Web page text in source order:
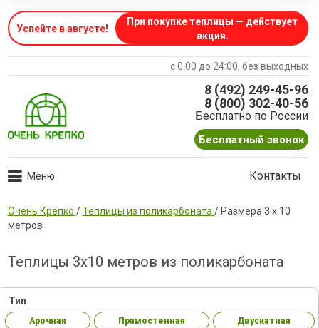
Успейте в августе!
При покупке теплицы — действует
акция.
с 0:00 до 24:00, без выходных
8 (492) 249-45-96
8 (800) 302-40-56
Бесплатно по России
Бесплатный звонок
Контакты
Очень Крепко /Теплицы из поликарбоната / Размера 3 х 10
метров
Теплицы 3х10 метров из поликарбоната
Тип
Арочная Прямостенная Двускатная